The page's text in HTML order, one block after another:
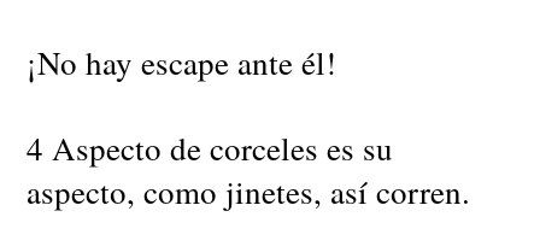
¡No hay escape ante él!
4 Aspecto de corceles es su
aspecto, como jinetes, así corren.